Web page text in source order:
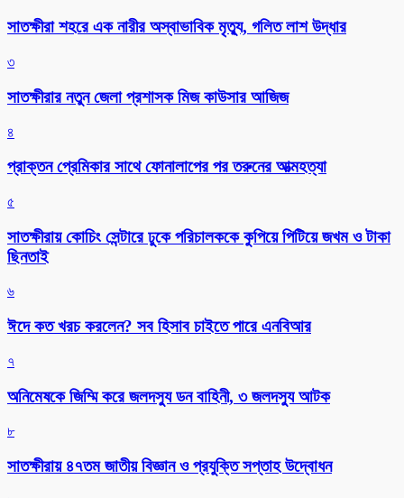
সাতক্ষীরা শহরে এক নারীর অস্বাভাবিক মৃত্যু, গলিত লাশ উদ্ধার
৩
সাতক্ষীরার নতুন জেলা প্রশাসক মিজ কাউসার আজিজ
৪
প্রাক্তন প্রেমিকার সাথে ফোনালাপের পর তরুনের আত্মহত্যা
৫
সাতক্ষীরায় কোচিং সেন্টারে ঢুকে পরিচালককে কুপিয়ে পিটিয়ে জখম ও টাকা
ছিনতাই
৬
ঈদে কত খরচ করলেন? সব হিসাব চাইতে পারে এনবিআর
৭
অনিমেষকে জিম্মি করে জলদস্যু ডন বাহিনী, ৩ জলদস্যু আটক
৮
সাতক্ষীরায় ৪৭তম জাতীয় বিজ্ঞান ও প্রযুক্তি সপ্তাহ উদ্বোধন